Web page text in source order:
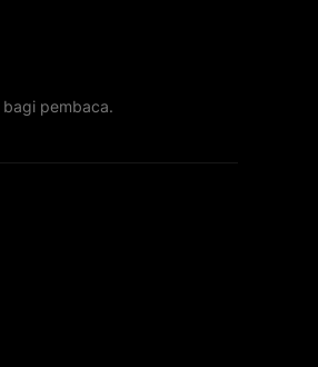
pembaca.